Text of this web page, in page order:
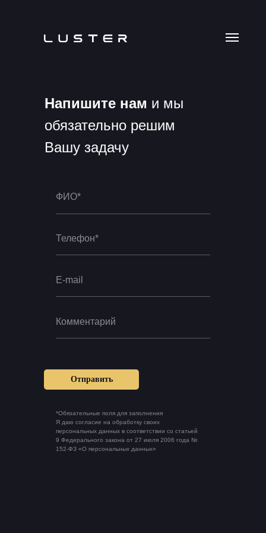
Напишите нам и мы
обязательно решим
Вашу задачу
Отправить
*Обязательные поля для заполнения
Я даю согласие на обработку своих
персональных данных в соответствии со статьей
9 Федерального закона от 27 июля 2006 года №
152-ФЗ «О персональных данных»